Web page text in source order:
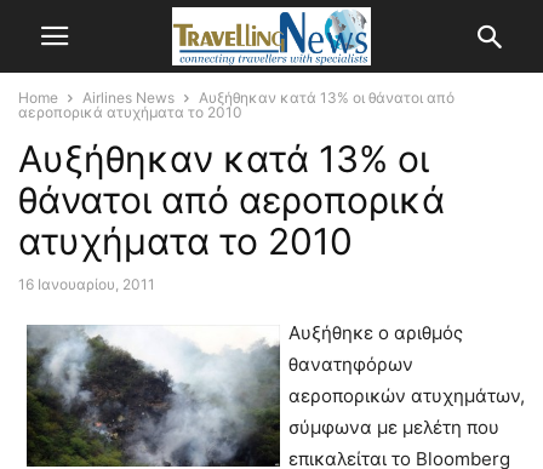
Home Airlines News
Αυξήθηκαν κατά 13% οι θάνατοι από
αεροπορικά ατυχήματα το 2010
Αυξήθηκαν κατά 13% οι
θάνατοι από αεροπορικά
ατυχήματα το 2010
16 Ιανουαρίου, 2011
Aυξήθηκε ο αριθμός
θανατηφόρων
αεροπορικών ατυχημάτων,
σύμφωνα με μελέτη που
επικαλείται το Bloomberg